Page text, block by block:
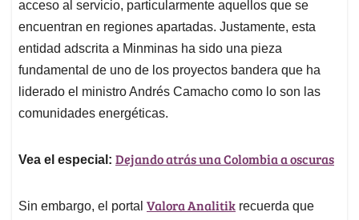
acceso al servicio, particularmente aquellos que se
encuentran en regiones apartadas. Justamente, esta
entidad adscrita a Minminas ha sido una pieza
fundamental de uno de los proyectos bandera que ha
liderado el ministro Andrés Camacho como lo son las
comunidades energéticas.
Vea el especial: Dejando atrás una Colombia a oscuras
Sin embargo, el portal Valora Analitik recuerda que